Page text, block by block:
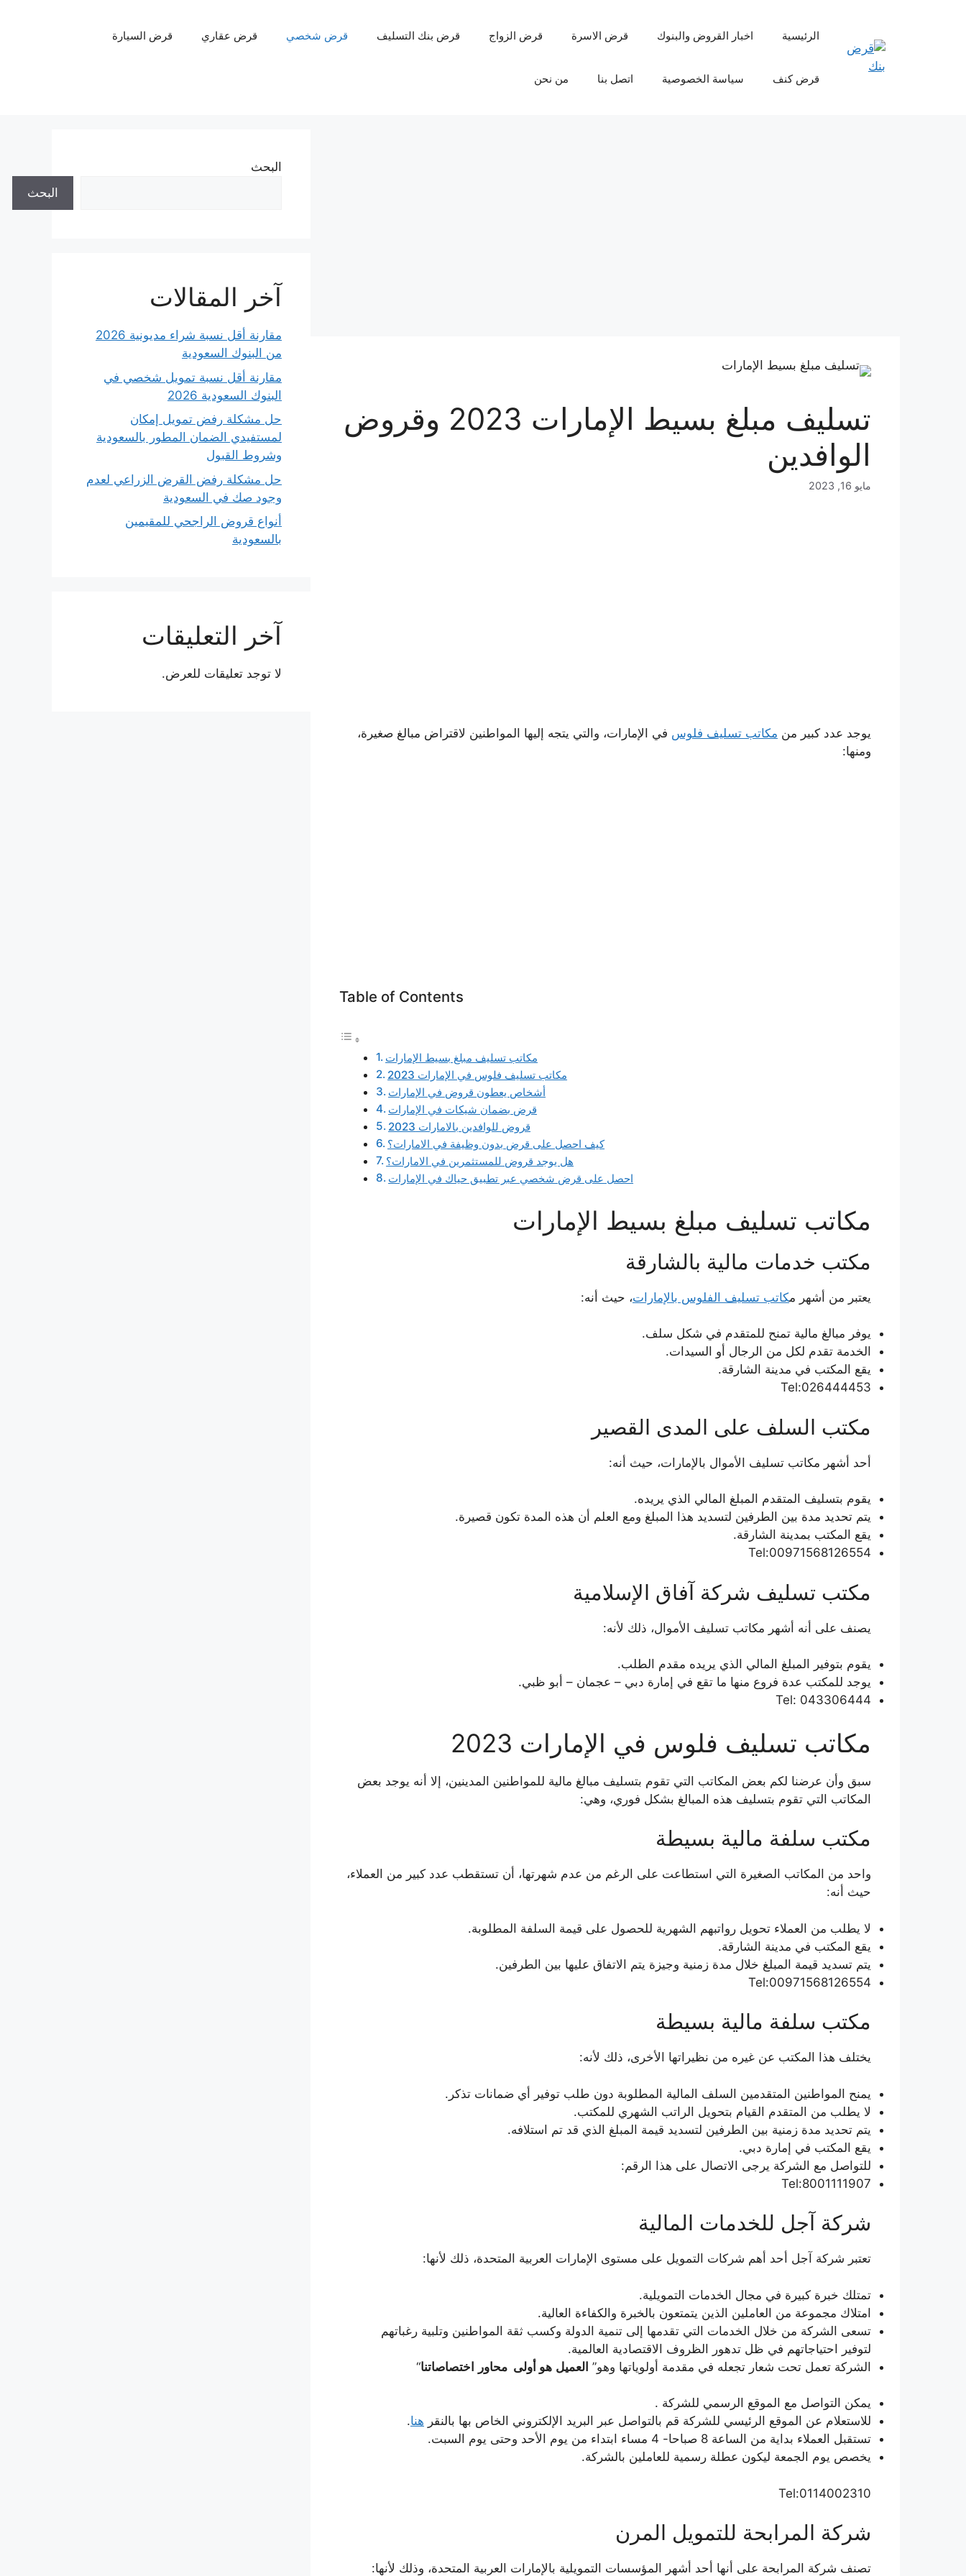
الرئيسية اخبار القروض والبنوك قرض الاسرة قرض الزواج قرض بنك التسليف قرض شخصي قرض عقاري قرض السيارة
قرض كنف سياسة الخصوصية اتصل بنا من نحن
تسليف مبلغ بسيط الإمارات 2023 وقروض
الوافدين
مايو 16, 2023
يوجد عدد كبير من مكاتب تسليف فلوس في الإمارات، والتي يتجه إليها المواطنين لاقتراض مبالغ صغيرة،
ومنها:
Table of Contents
مكاتب تسليف مبلغ بسيط الإمارات
مكاتب تسليف فلوس في الإمارات 2023
أشخاص يعطون قروض في الإمارات
قرض بضمان شيكات في الإمارات
قروض للوافدين بالامارات 2023
كيف احصل على قرض بدون وظيفة في الامارات؟
هل يوجد قروض للمستثمرين في الامارات؟
احصل على قرض شخصي عبر تطبيق حياك في الإمارات
مكاتب تسليف مبلغ بسيط الإمارات
مكتب خدمات مالية بالشارقة
يعتبر من أشهر مكاتب تسليف الفلوس بالإمارات، حيث أنه:
يوفر مبالغ مالية تمنح للمتقدم في شكل سلف.
الخدمة تقدم لكل من الرجال أو السيدات.
يقع المكتب في مدينة الشارقة.
Tel:026444453
مكتب السلف على المدى القصير
أحد أشهر مكاتب تسليف الأموال بالإمارات، حيث أنه:
يقوم بتسليف المتقدم المبلغ المالي الذي يريده.
يتم تحديد مدة بين الطرفين لتسديد هذا المبلغ ومع العلم أن هذه المدة تكون قصيرة.
يقع المكتب بمدينة الشارقة.
Tel:00971568126554
مكتب تسليف شركة آفاق الإسلامية
يصنف على أنه أشهر مكاتب تسليف الأموال، ذلك لأنه:
يقوم بتوفير المبلغ المالي الذي يريده مقدم الطلب.
يوجد للمكتب عدة فروع منها ما تقع في إمارة دبي – عجمان – أبو ظبي.
Tel: 043306444
مكاتب تسليف فلوس في الإمارات 2023
سبق وأن عرضنا لكم بعض المكاتب التي تقوم بتسليف مبالغ مالية للمواطنين المدينين، إلا أنه يوجد بعض
المكاتب التي تقوم بتسليف هذه المبالغ بشكل فوري، وهي:
مكتب سلفة مالية بسيطة
واحد من المكاتب الصغيرة التي استطاعت على الرغم من عدم شهرتها، أن تستقطب عدد كبير من العملاء،
حيث أنه:
لا يطلب من العملاء تحويل رواتبهم الشهرية للحصول على قيمة السلفة المطلوبة.
يقع المكتب في مدينة الشارقة.
يتم تسديد قيمة المبلغ خلال مدة زمنية وجيزة يتم الاتفاق عليها بين الطرفين.
Tel:00971568126554
مكتب سلفة مالية بسيطة
يختلف هذا المكتب عن غيره من نظيراتها الأخرى، ذلك لأنه:
يمنح المواطنين المتقدمين السلف المالية المطلوبة دون طلب توفير أي ضمانات تذكر.
لا يطلب من المتقدم القيام بتحويل الراتب الشهري للمكتب.
يتم تحديد مدة زمنية بين الطرفين لتسديد قيمة المبلغ الذي قد تم استلافه.
يقع المكتب في إمارة دبي.
للتواصل مع الشركة يرجى الاتصال على هذا الرقم:
Tel:8001111907
شركة آجل للخدمات المالية
تعتبر شركة آجل أحد أهم شركات التمويل على مستوى الإمارات العربية المتحدة، ذلك لأنها:
تمتلك خبرة كبيرة في مجال الخدمات التمويلية.
امتلاك مجموعة من العاملين الذين يتمتعون بالخبرة والكفاءة العالية.
تسعى الشركة من خلال الخدمات التي تقدمها إلى تنمية الدولة وكسب ثقة المواطنين وتلبية رغباتهم
لتوفير احتياجاتهم في ظل تدهور الظروف الاقتصادية العالمية.
الشركة تعمل تحت شعار تجعله في مقدمة أولوياتها وهو” العميل هو أولى محاور اختصاصاتنا“
يمكن التواصل مع الموقع الرسمي للشركة .
للاستعلام عن الموقع الرئيسي للشركة قم بالتواصل عبر البريد الإلكتروني الخاص بها بالنقر هنا.
تستقبل العملاء بداية من الساعة 8 صباحا- 4 مساء ابتداء من يوم الأحد وحتى يوم السبت.
يخصص يوم الجمعة ليكون عطلة رسمية للعاملين بالشركة.
Tel:0114002310
شركة المرابحة للتمويل المرن
تصنف شركة المرابحة على أنها أحد أشهر المؤسسات التمويلية بالإمارات العربية المتحدة، وذلك لأنها:
البحث
البحث
آخر المقالات
مقارنة أقل نسبة شراء مديونية 2026
من البنوك السعودية
مقارنة أقل نسبة تمويل شخصي في
البنوك السعودية 2026
حل مشكلة رفض تمويل إمكان
لمستفيدي الضمان المطور بالسعودية
وشروط القبول
حل مشكلة رفض القرض الزراعي لعدم
وجود صك في السعودية
أنواع قروض الراجحي للمقيمين
بالسعودية
آخر التعليقات
لا توجد تعليقات للعرض.